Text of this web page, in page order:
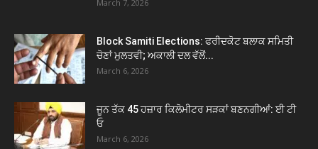
March 7, 2026
Block Samiti Elections: ਫਰੀਦਕੋਟ ਬਲਾਕ ਸਮਿਤੀ
ਚੋਣਾਂ ਮੁਲਤਵੀ; ਅਕਾਲੀ ਦਲ ਵੱਲੋਂ...
March 6, 2026
ਜੂਨ ਤੱਕ 45 ਹਜ਼ਾਰ ਕਿਲੋਮੀਟਰ ਸੜਕਾਂ ਬਣਨਗੀਆਂ: ਈ ਟੀ
ਓ
March 6, 2026